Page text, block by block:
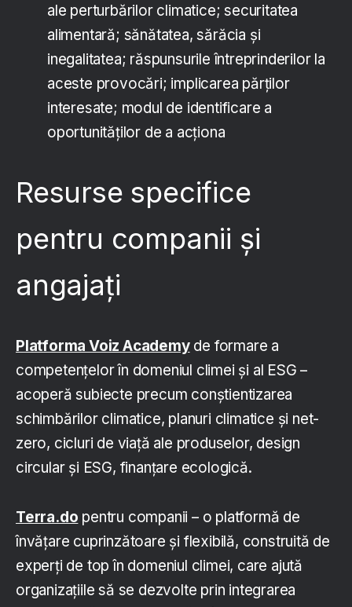
ale perturbărilor climatice; securitatea
alimentară; sănătatea, sărăcia și
inegalitatea; răspunsurile întreprinderilor la
aceste provocări; implicarea părților
interesate; modul de identificare a
oportunităților de a acționa
Resurse specifice
pentru companii și
angajați
Platforma Voiz Academyde formare a
competențelor în domeniul climei și al ESG –
acoperă subiecte precum conștientizarea
schimbărilor climatice, planuri climatice și net-
zero, cicluri de viață ale produselor, design
circular și ESG, finanțare ecologică.
Terra.do pentru companii – o platformă de
învățare cuprinzătoare și flexibilă, construită de
experți de top în domeniul climei, care ajută
organizațiile să se dezvolte prin integrarea